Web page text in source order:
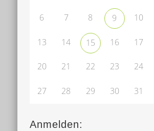
6 7 8 9 10
13 14 15 16 17
20 21 22 23 24
27 28 29 30 31
Anmelden: